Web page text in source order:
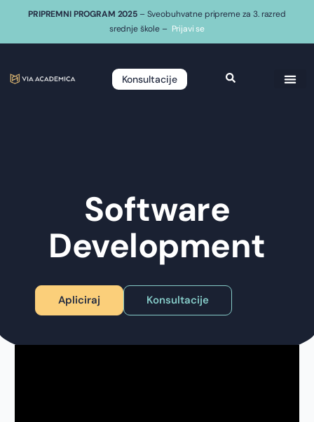
PRIPREMNI PROGRAM 2025 – Sveobuhvatne pripreme za 3. razred
srednje škole – Prijavi se
Konsultacije
Software
Development
Apliciraj Konsultacije